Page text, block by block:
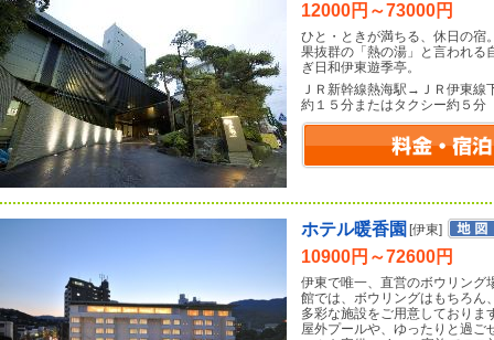
12000円～73000円
ひと・ときが満ちる、休日の宿
果抜群の「熱の湯」と言われる
ぎ日和伊東遊季亭。
ＪＲ新幹線熱海駅→ＪＲ伊東
約１５分またはタクシー約５分
ホテル暖香園 [伊東]
10900円～72600円
伊東で唯一、直営のボウリング
館では、ボウリングはもちろん
多彩な施設をご用意しておりま
屋外プールや、ゆったりと過ご